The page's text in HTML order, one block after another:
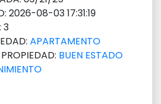
2026-08-03 17:31:19
3
APARTAMENTO
BUEN ESTADO